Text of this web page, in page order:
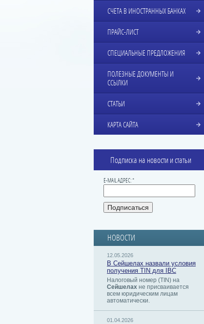
СЧЕТА В ИНОСТРАННЫХ БАНКАХ
ПРАЙС-ЛИСТ
СПЕЦИАЛЬНЫЕ ПРЕДЛОЖЕНИЯ
ПОЛЕЗНЫЕ ДОКУМЕНТЫ И
ССЫЛКИ
СТАТЬИ
КАРТА САЙТА
Подписка на новости и статьи
E-MAIL АДРЕС: *
НОВОСТИ
12.05.2026
В Сейшелах назвали условия
получения TIN для IBC
Налоговый номер (TIN) на
Сейшелах не присваивается
всем юридическим лицам
автоматически.
01.04.2026